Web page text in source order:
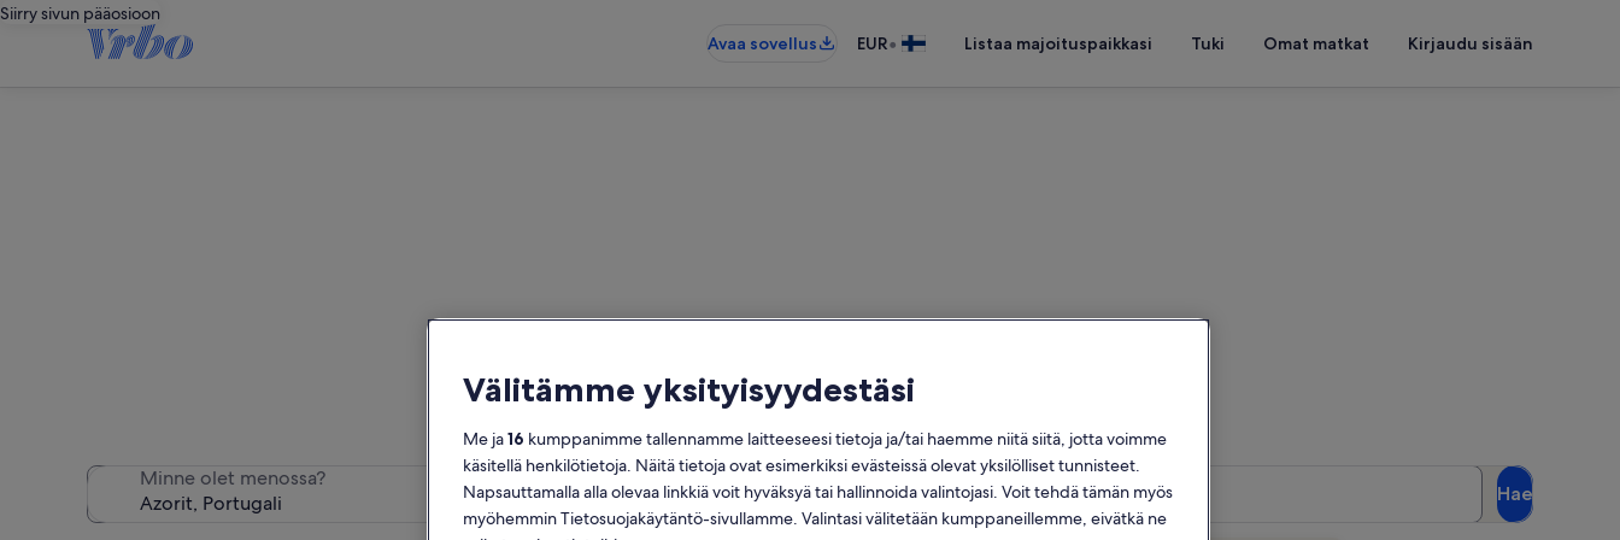
Siirry sivun pääosioon
Avaa sovellus
EUR• Listaa majoituspaikkasi Tuki Omat matkat Kirjaudu sisään
Azorit: Huoneistot ja asunnot
Huoneistot ja asunnot: Löysimme näitä 607 − anna haluamasi päivät
Minne olet menossa? Päivämäärät
Asiakkaat
2 asiakasta
Hae
Välitämme yksityisyydestäsi
Me ja16 kumppanimme tallennamme laitteeseesi tietoja ja/tai haemme niitä siitä, jotta voimme
käsitellä henkilötietoja. Näitä tietoja ovat esimerkiksi evästeissä olevat yksilölliset tunnisteet.
Napsauttamalla alla olevaa linkkiä voit hyväksyä tai hallinnoida valintojasi. Voit tehdä tämän myös
myöhemmin Tietosuojakäytäntö-sivullamme. Valintasi välitetään kumppaneillemme, eivätkä ne